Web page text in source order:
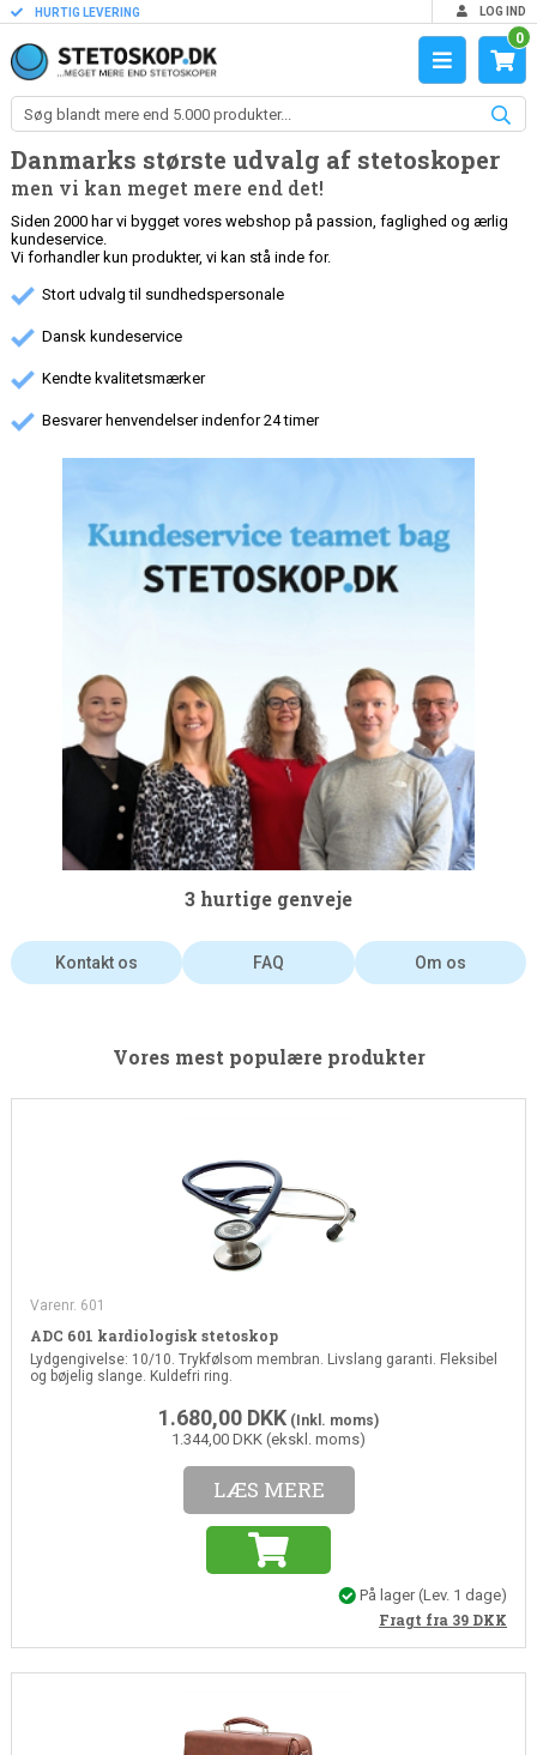
HURTIG LEVERING LOG IND
0
Danmarks største udvalg af stetoskoper
men vi kan meget mere end det!
Siden 2000 har vi bygget vores webshop på passion, faglighed og ærlig
kundeservice.
Vi forhandler kun produkter, vi kan stå inde for.
Stort udvalg til sundhedspersonale
Dansk kundeservice
Kendte kvalitetsmærker
Besvarer henvendelser indenfor 24 timer
3 hurtige genveje
Kontakt os FAQ Om os
Vores mest populære produkter
Varenr. 601
ADC 601 kardiologisk stetoskop
Lydgengivelse: 10/10. Trykfølsom membran. Livslang garanti. Fleksibel
og bøjelig slange. Kuldefri ring.
1.680,00 DKK (Inkl. moms)
1.344,00 DKK (ekskl. moms)
LÆS MERE
På lager(Lev. 1 dage)
Fragt fra 39 DKK